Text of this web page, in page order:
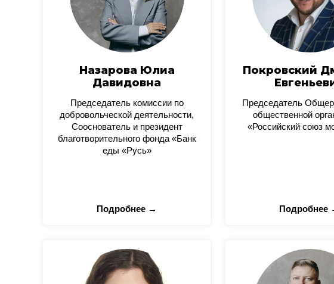
Назарова Юлиа
Давидовна
Председатель комиссии по
добровольческой деятельности,
Сооснователь и президент
благотворительного фонда «Банк
еды «Русь»
Подробнее →
Покровский
Председатель
общественной
«Российский союз
Подробнее